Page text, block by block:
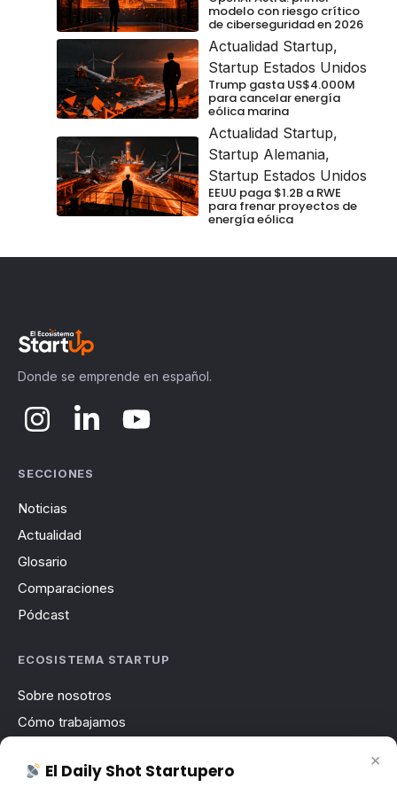
modelo con riesgo crítico
de ciberseguridad en 2026
Actualidad Startup,
Startup Estados Unidos
Trump gasta US$4.000M
para cancelar energía
eólica marina
Actualidad Startup,
Startup Alemania,
Startup Estados Unidos
EEUU paga $1.2B a RWE
para frenar proyectos de
energía eólica
Donde se emprende en español.
SECCIONES
Noticias
Actualidad
Glosario
Comparaciones
Pódcast
ECOSISTEMA STARTUP
Sobre nosotros
Cómo trabajamos
Contacto
×
El Daily Shot Startupero